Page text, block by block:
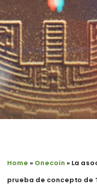
Home »Onecoin »La
prueba de concepto de